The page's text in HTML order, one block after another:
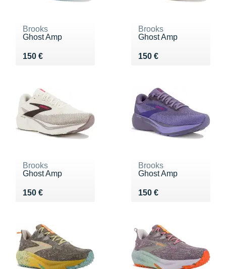
Brooks
Ghost Amp
150 €
Vendu 150 €
Brooks
Ghost Amp
150 €
Vendu 150 €
Brooks
Ghost Amp
150 €
Vendu 150 €
Brooks
Ghost Amp
150 €
Vendu 150 €